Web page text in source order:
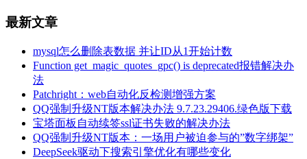
最新文章
mysql怎么删除表数据 并让ID从1开始计数
Function get_magic_quotes_gpc() is deprecated报错解决办
法
Patchright：web自动化反检测增强方案
QQ强制升级NT版本解决办法 9.7.23.29406.绿色版下载
宝塔面板自动续签ssl证书失败的解决办法
QQ强制升级NT版本：一场用户被迫参与的”数字绑架”
DeepSeek驱动下搜索引擎优化有哪些变化